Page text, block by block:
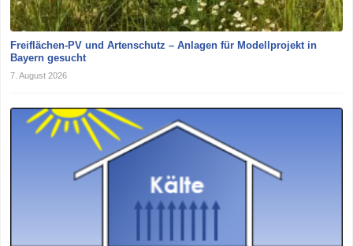
Freiflächen-PV und Artenschutz – Anlagen für Modellprojekt in
Bayern gesucht
7. August 2026